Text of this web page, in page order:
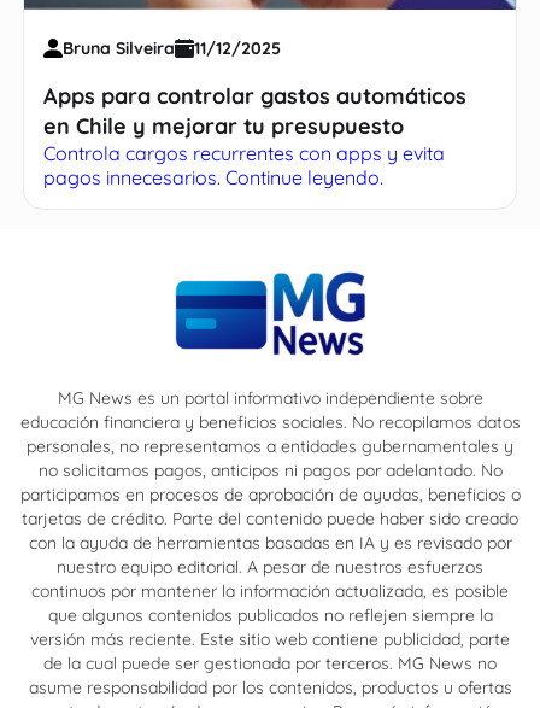
Bruna Silveira 11/12/2025
Apps para controlar gastos automáticos
en Chile y mejorar tu presupuesto
Controla cargos recurrentes con apps y evita
pagos innecesarios. Continue leyendo.
MG News es un portal informativo independiente sobre
educación financiera y beneficios sociales. No recopilamos datos
personales, no representamos a entidades gubernamentales y
no solicitamos pagos, anticipos ni pagos por adelantado. No
participamos en procesos de aprobación de ayudas, beneficios o
tarjetas de crédito. Parte del contenido puede haber sido creado
con la ayuda de herramientas basadas en IA y es revisado por
nuestro equipo editorial. A pesar de nuestros esfuerzos
continuos por mantener la información actualizada, es posible
que algunos contenidos publicados no reflejen siempre la
versión más reciente. Este sitio web contiene publicidad, parte
de la cual puede ser gestionada por terceros. MG News no
asume responsabilidad por los contenidos, productos u ofertas